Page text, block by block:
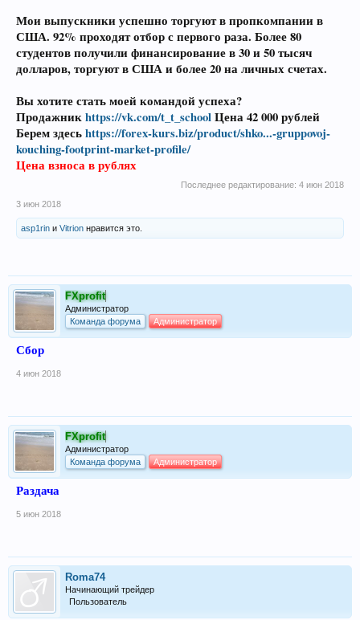
Мои выпускники успешно торгуют в пропкомпании в
США. 92% проходят отбор с первого раза. Более 80
студентов получили финансирование в 30 и 50 тысяч
долларов, торгуют в США и более 20 на личных счетах.
Вы хотите стать моей командой успеха?
Продажникhttps://vk.com/t_t_schoolЦена 42 000 рублей
Берем здесьhttps://forex-kurs.biz/product/shko...-gruppovoj-
kouching-footprint-market-profile/
Цена взноса в рублях
Последнее редактирование: 4 июн 2018
3 июн 2018
asp1rin и Vitrion нравится это.
FXprofit
Администратор
Команда форума
Администратор
Сбор
4 июн 2018
FXprofit
Администратор
Команда форума
Администратор
Раздача
5 июн 2018
Roma74
Начинающий трейдер
Пользователь